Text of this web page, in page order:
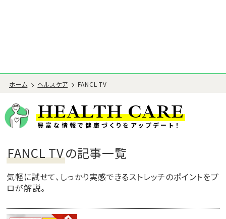
ホーム ヘルスケア FANCL TV
HEALTH CARE
豊富な情報で健康づくりをアップデート！
FANCL TVの記事一覧
気軽に試せて、しっかり実感できるストレッチのポイントをプ
ロが解説。